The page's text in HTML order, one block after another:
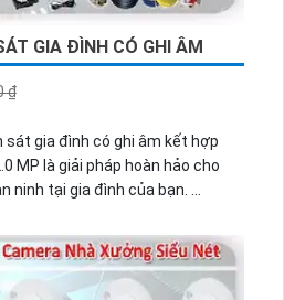
GIA ĐÌNH CÓ GHI ÂM
₫
sát gia đình có ghi âm kết hợp
MP là giải pháp hoàn hảo cho
ninh tại gia đình của bạn.
ảnh mà còn nghe rõ âm thanh
có thể quan sát.
này là chất lượng hình ảnh